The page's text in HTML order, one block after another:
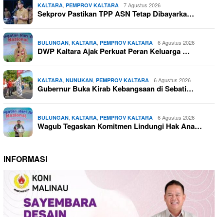
KALTARA PEMPROV KALTARA 7 Agustus 2026
Sekprov Pastikan TPP ASN Tetap Dibayarka…
BULUNGAN KALTARA PEMPROV KALTARA 6 Agustus 2026
DWP Kaltara Ajak Perkuat Peran Keluarga …
KALTARA NUNUKAN PEMPROV KALTARA 6 Agustus 2026
Gubernur Buka Kirab Kebangsaan di Sebati…
BULUNGAN KALTARA PEMPROV KALTARA 6 Agustus 2026
Wagub Tegaskan Komitmen Lindungi Hak Ana…
INFORMASI